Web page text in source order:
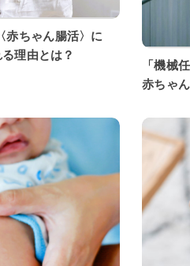
理由とは？
「機械
赤ちゃ